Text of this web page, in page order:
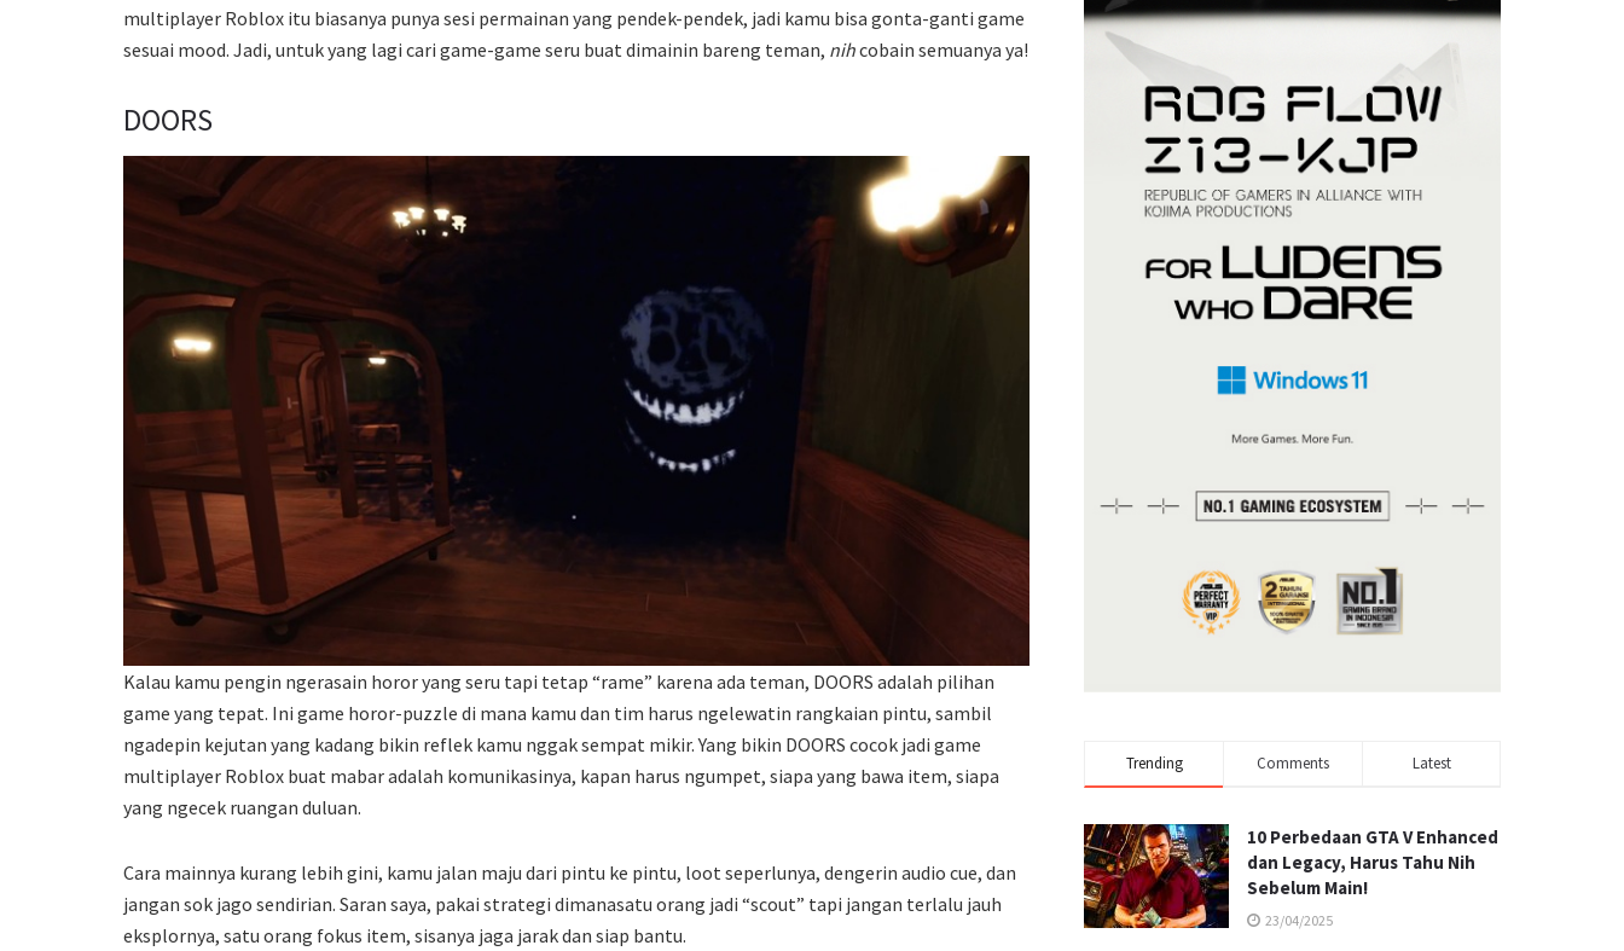
multiplayer Roblox itu biasanya punya sesi permainan yang pendek-pendek, jadi kamu bisa gonta-ganti game
sesuai mood. Jadi, untuk yang lagi cari game-game seru buat dimainin bareng teman, nihcobain semuanya ya!
DOORS
Kalau kamu pengin ngerasain horor yang seru tapi tetap “rame” karena ada teman, DOORS adalah pilihan
game yang tepat. Ini game horor-puzzle di mana kamu dan tim harus ngelewatin rangkaian pintu, sambil
ngadepin kejutan yang kadang bikin reflek kamu nggak sempat mikir. Yang bikin DOORS cocok jadi game
multiplayer Roblox buat mabar adalah komunikasinya, kapan harus ngumpet, siapa yang bawa item, siapa
yang ngecek ruangan duluan.
Cara mainnya kurang lebih gini, kamu jalan maju dari pintu ke pintu, loot seperlunya, dengerin audio cue, dan
jangan sok jago sendirian. Saran saya, pakai strategi dimanasatu orang jadi “scout” tapi jangan terlalu jauh
eksplornya, satu orang fokus item, sisanya jaga jarak dan siap bantu.
Trending Comments Latest
10 Perbedaan GTA V Enhanced
dan Legacy, Harus Tahu Nih
Sebelum Main!
23/04/2025